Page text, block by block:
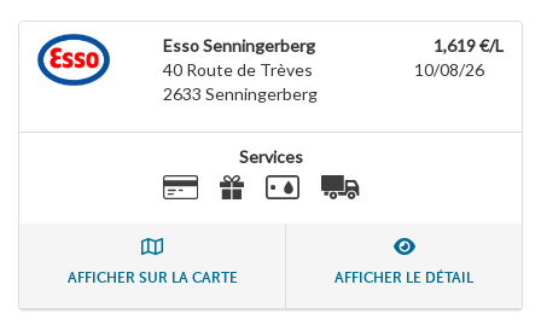
Esso Senningerberg
40 Route de Trèves
2633 Senningerberg
1,619 €/L
10/08/26
Services
AFFICHER SUR LA CARTE AFFICHER LE DÉTAIL